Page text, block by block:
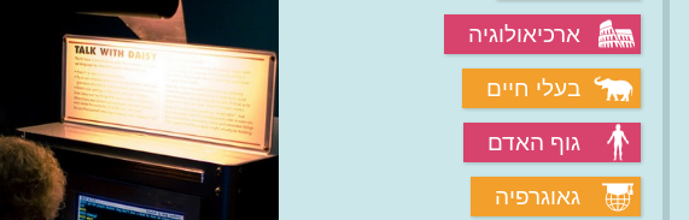
ארכיאולוגיה
בעלי חיים
גוף האדם
גאוגרפיה